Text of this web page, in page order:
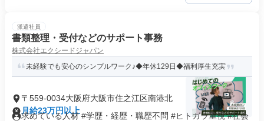
派遣社員
書類整理・受付などのサポート事務
株式会社エクシードジャパン
未経験でも安心のシンプルワーク♪◆年休129日◆福利厚生充実
〒559-0034大阪府大阪市住之江区南港北
月給23万円以上
求めている人材 #学歴・経歴・職歴不問 #ヒトガラ重視 #社会